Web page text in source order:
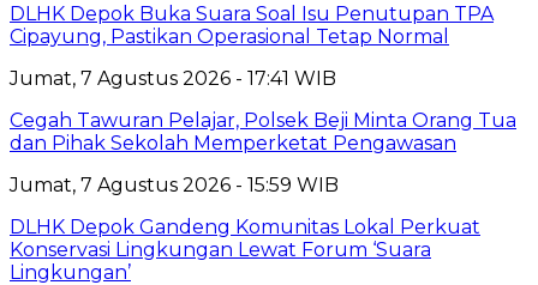
DLHK Depok Buka Suara Soal Isu Penutupan TPA
Cipayung, Pastikan Operasional Tetap Normal
Jumat, 7 Agustus 2026 - 17:41 WIB
Cegah Tawuran Pelajar, Polsek Beji Minta Orang Tua
dan Pihak Sekolah Memperketat Pengawasan
Jumat, 7 Agustus 2026 - 15:59 WIB
DLHK Depok Gandeng Komunitas Lokal Perkuat
Konservasi Lingkungan Lewat Forum ‘Suara
Lingkungan’